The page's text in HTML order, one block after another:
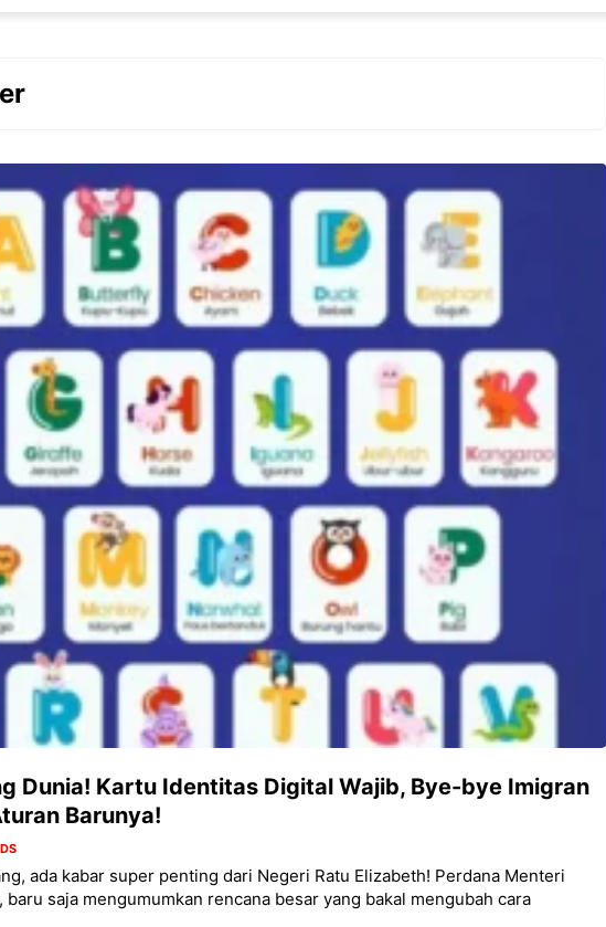
Dunia! Kartu Identitas Digital Wajib, Bye-bye Imigran
Barunya!
ada kabar super penting dari Negeri Ratu Elizabeth! Perdana Menteri
baru saja mengumumkan rencana besar yang bakal mengubah cara
Bandung – Menyambut pergantian
tahun 2026, restoran all you can
eat Kakkoii All You Can Eat
Bandung menghadirkan
penawaran spesial ...
Sambut 2026, Kakkoii
Bandung Hadirkan Pesta All
You Can Eat Mulai Rp
145.000
Pernah gak sih kamu mulai
ngerjain sesuatu cuma buat iseng-
iseng, eh ternyata malah jadi
peluang bisnis yang
menguntungkan? Nah, itulah ...
Dari Iseng Jadi Cuan: Kisah
TUM_ATUL yang Ubah
Hampers Jadi Bisnis Kece